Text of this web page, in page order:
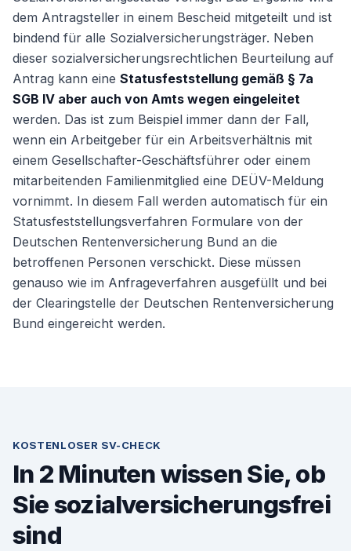
dem Antragsteller in einem Bescheid mitgeteilt und ist
bindend für alle Sozialversicherungsträger. Neben
dieser sozialversicherungsrechtlichen Beurteilung auf
Antrag kann eine Statusfeststellung gemäß § 7a
SGB IV aber auch von Amts wegen eingeleitet
werden. Das ist zum Beispiel immer dann der Fall,
wenn ein Arbeitgeber für ein Arbeitsverhältnis mit
einem Gesellschafter-Geschäftsführer oder einem
mitarbeitenden Familienmitglied eine DEÜV-Meldung
vornimmt. In diesem Fall werden automatisch für ein
Statusfeststellungsverfahren Formulare von der
Deutschen Rentenversicherung Bund an die
betroffenen Personen verschickt. Diese müssen
genauso wie im Anfrageverfahren ausgefüllt und bei
der Clearingstelle der Deutschen Rentenversicherung
Bund eingereicht werden.
KOSTENLOSER SV-CHECK
In 2 Minuten wissen Sie, ob
Sie sozialversicherungsfrei
sind